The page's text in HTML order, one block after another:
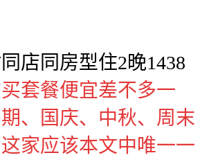
店同房型住2晚1438
套餐便宜差不多一
、国庆、中秋、周末
家应该本文中唯一一